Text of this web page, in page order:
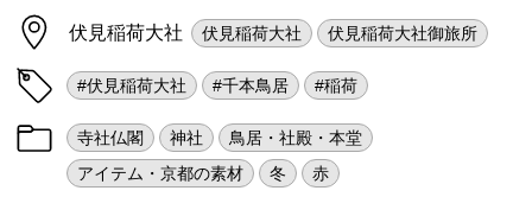
伏見稲荷大社 伏見稲荷大社 伏見稲荷大社御旅所
#伏見稲荷大社 #千本鳥居 #稲荷
寺社仏閣 神社
鳥居・社殿・本堂
アイテム・京都の素材
冬 赤